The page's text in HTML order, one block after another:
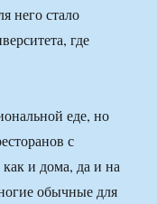
него стало
где
еде, но
с
и дома, да и на
обычные для